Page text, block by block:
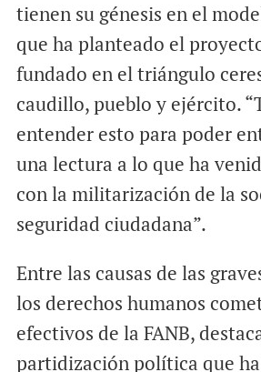
tienen su génesis en el
que ha planteado el
fundado en el triángulo
caudillo, pueblo y ejército.
entender esto para poder
una lectura a lo que ha
con la militarización de la
seguridad ciudadana”.
Entre las causas de las
los derechos humanos
efectivos de la FANB,
partidización política que